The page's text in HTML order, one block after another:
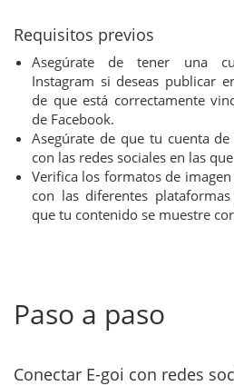
Requisitos previos
Asegúrate de tener una
Instagram si deseas publicar
de que está correctamente
de Facebook.
Asegúrate de que tu cuenta
con las redes sociales en las
Verifica los formatos de
con las diferentes
que tu contenido se muestre
Paso a paso
Conectar E-goi con redes